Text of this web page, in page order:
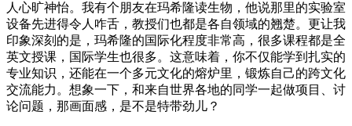
人心旷神怡。我有个朋友在玛希隆读生物，他说那里的实验室
设备先进得令人咋舌，教授们也都是各自领域的翘楚。更让我
印象深刻的是，玛希隆的国际化程度非常高，很多课程都是全
英文授课，国际学生也很多。这意味着，你不仅能学到扎实的
专业知识，还能在一个多元文化的熔炉里，锻炼自己的跨文化
交流能力。想象一下，和来自世界各地的同学一起做项目、讨
论问题，那画面感，是不是特带劲儿？